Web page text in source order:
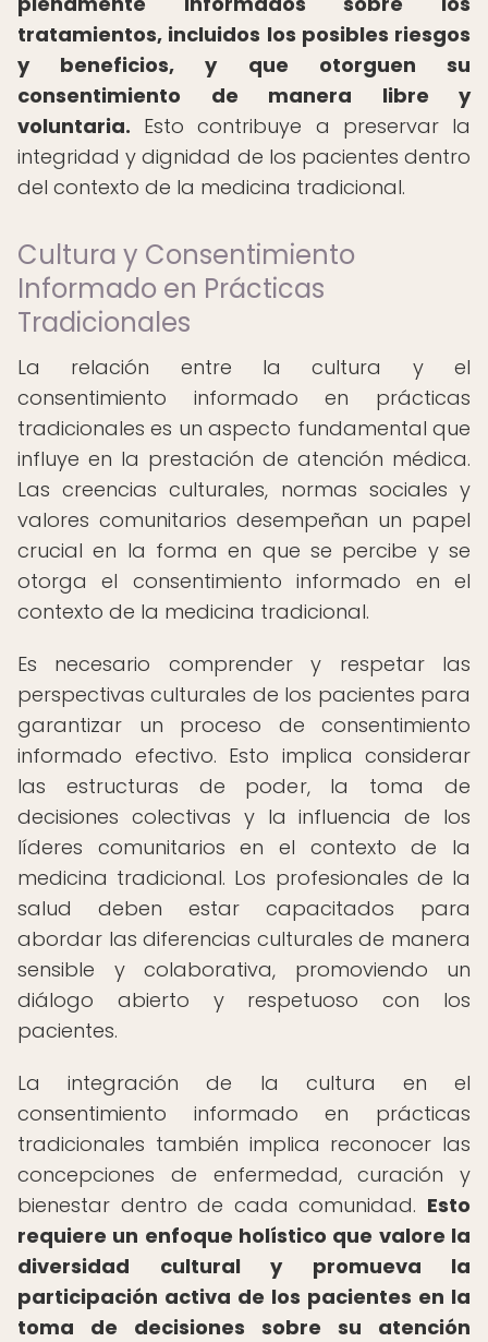
tratamientos, incluidos los posibles riesgos
y beneficios, y que otorguen su
consentimiento de manera libre y
voluntaria. Esto contribuye a preservar la
integridad y dignidad de los pacientes dentro
del contexto de la medicina tradicional.
Cultura y Consentimiento
Informado en Prácticas
Tradicionales
La relación entre la cultura y el
consentimiento informado en prácticas
tradicionales es un aspecto fundamental que
influye en la prestación de atención médica.
Las creencias culturales, normas sociales y
valores comunitarios desempeñan un papel
crucial en la forma en que se percibe y se
otorga el consentimiento informado en el
contexto de la medicina tradicional.
Es necesario comprender y respetar las
perspectivas culturales de los pacientes para
garantizar un proceso de consentimiento
informado efectivo. Esto implica considerar
las estructuras de poder, la toma de
decisiones colectivas y la influencia de los
líderes comunitarios en el contexto de la
medicina tradicional. Los profesionales de la
salud deben estar capacitados para
abordar las diferencias culturales de manera
sensible y colaborativa, promoviendo un
diálogo abierto y respetuoso con los
pacientes.
La integración de la cultura en el
consentimiento informado en prácticas
tradicionales también implica reconocer las
concepciones de enfermedad, curación y
bienestar dentro de cada comunidad. Esto
requiere un enfoque holístico que valore la
diversidad cultural y promueva la
participación activa de los pacientes en la
toma de decisiones sobre su atención